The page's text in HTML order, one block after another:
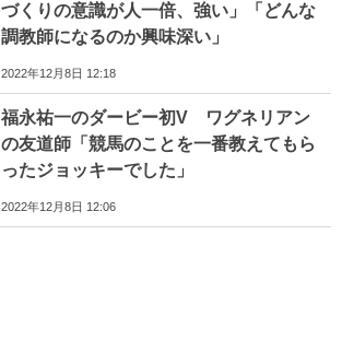
づくりの意識が人一倍、強い」「どんな
調教師になるのか興味深い」
2022年12月8日 12:18
福永祐一のダービー初V ワグネリアン
の友道師「競馬のことを一番教えてもら
ったジョッキーでした」
2022年12月8日 12:06